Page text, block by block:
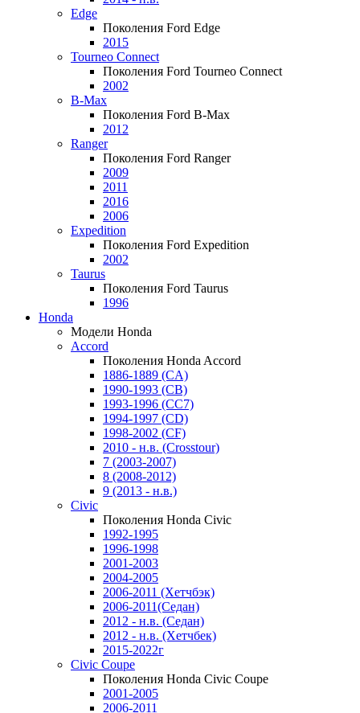
Edge
Поколения Ford Edge
2015
Tourneo Connect
Поколения Ford Tourneo Connect
2002
B-Max
Поколения Ford B-Max
2012
Ranger
Поколения Ford Ranger
2009
2011
2016
2006
Expedition
Поколения Ford Expedition
2002
Taurus
Поколения Ford Taurus
1996
Honda
Модели Honda
Accord
Поколения Honda Accord
1886-1889 (CA)
1990-1993 (CB)
1993-1996 (CC7)
1994-1997 (CD)
1998-2002 (CF)
2010 - н.в. (Crosstour)
7 (2003-2007)
8 (2008-2012)
9 (2013 - н.в.)
Civic
Поколения Honda Civic
1992-1995
1996-1998
2001-2003
2004-2005
2006-2011 (Хетчбэк)
2006-2011(Седан)
2012 - н.в. (Седан)
2012 - н.в. (Хетчбек)
2015-2022г
Civic Coupe
Поколения Honda Civic Coupe
2001-2005
2006-2011